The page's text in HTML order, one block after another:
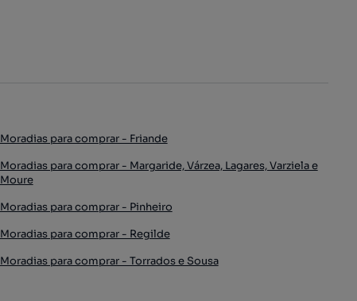
Moradias para comprar - Friande
Moradias para comprar - Margaride, Várzea, Lagares, Varziela e
Moure
Moradias para comprar - Pinheiro
Moradias para comprar - Regilde
Moradias para comprar - Torrados e Sousa